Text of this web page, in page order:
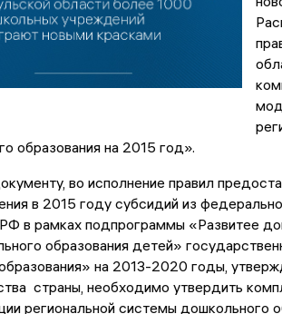
образования на 2015 год».
во исполнение правил
в 2015 году субсидий из
в рамках подпрограммы «Развитее
образования детей»
на 2013-2020 годы,
страны, необходимо утвердить
региональной системы дошкольного